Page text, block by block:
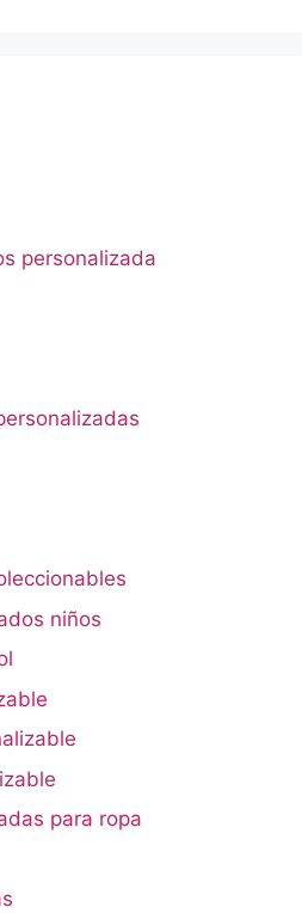
personalizada
niños
para ropa